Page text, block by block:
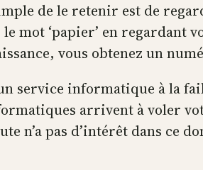
de le retenir est de
mot ‘papier’ en regardant
vous obtenez un
service informatique à la
arrivent à voler
n’a pas d’intérêt dans ce